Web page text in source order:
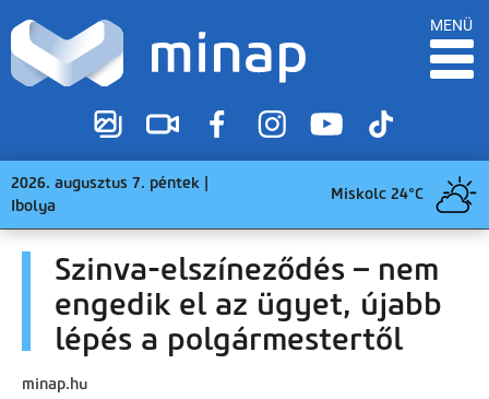
MENÜ
2026. augusztus 7. péntek |
Ibolya
Miskolc 24°C
Szinva-elszíneződés – nem
engedik el az ügyet, újabb
lépés a polgármestertől
minap.hu